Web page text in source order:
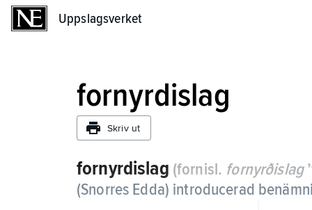
Uppslagsverket
fornyrdislag
Skriv ut
fornyrdislag (fornisl. fornyrðislag
(Snorres Edda) introducerad